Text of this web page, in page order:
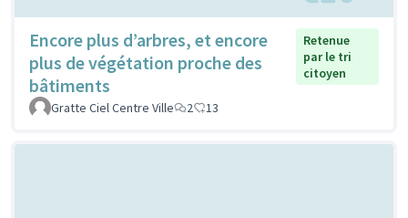
Encore plus d’arbres, et encore
plus de végétation proche des
bâtiments
Retenue
par le tri
citoyen
Gratte Ciel Centre Ville 2 13